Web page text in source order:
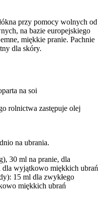
przy pomocy wolnych od
na bazie europejskiego
miękkie pranie. Pachnie
dla skóry.
na soi
rolnictwa zastępuje olej
na ubrania.
30 ml na pranie, dla
dla wyjątkowo miękkich ubrań
15 ml dla zwykłego
miękkich ubrań